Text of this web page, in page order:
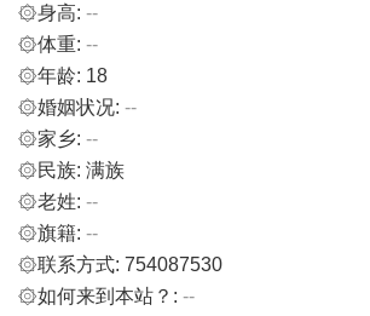
۞身高: --
۞体重: --
۞年龄: 18
۞婚姻状况: --
۞家乡: --
۞民族: 满族
۞老姓: --
۞旗籍: --
۞联系方式: 754087530
۞如何来到本站？: --